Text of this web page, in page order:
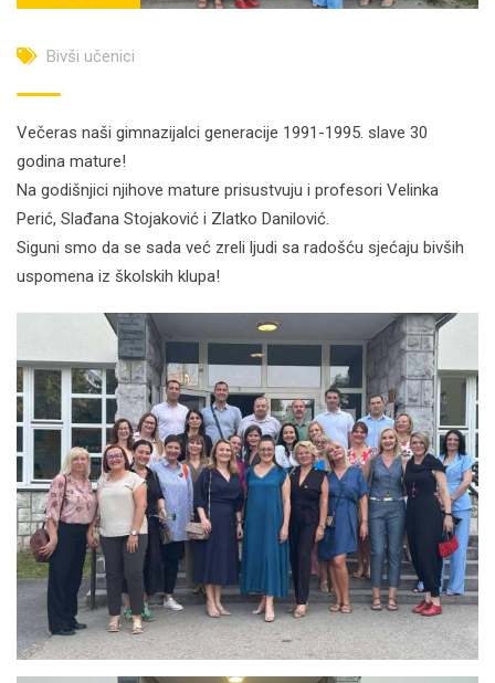
Bivši učenici
Večeras naši gimnazijalci generacije 1991-1995. slave 30
godina mature!
Na godišnjici njihove mature prisustvuju i profesori Velinka
Perić, Slađana Stojaković i Zlatko Danilović.
Siguni smo da se sada već zreli ljudi sa radošću sjećaju bivših
uspomena iz školskih klupa!